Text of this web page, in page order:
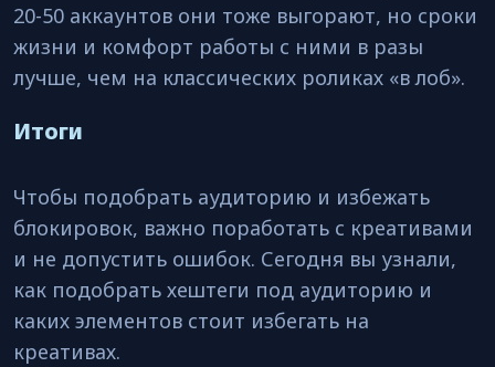
20-50 аккаунтов они тоже выгорают, но сроки
жизни и комфорт работы с ними в разы
лучше, чем на классических роликах «в лоб».
Итоги
Чтобы подобрать аудиторию и избежать
блокировок, важно поработать с креативами
и не допустить ошибок. Сегодня вы узнали,
как подобрать хештеги под аудиторию и
каких элементов стоит избегать на
креативах.